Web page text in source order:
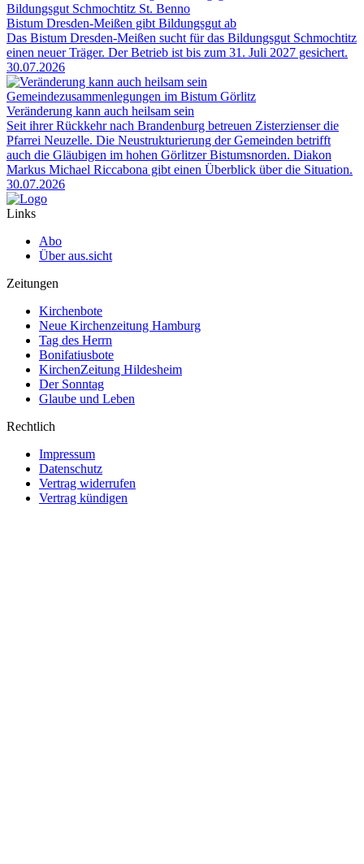
Bildungsgut Schmochtitz St. Benno
Bistum Dresden-Meißen gibt Bildungsgut ab
Das Bistum Dresden-Meißen sucht für das Bildungsgut Schmochtitz
einen neuer Träger. Der Betrieb ist bis zum 31. Juli 2027 gesichert.
30.07.2026
Gemeindezusammenlegungen im Bistum Görlitz
Veränderung kann auch heilsam sein
Seit ihrer Rückkehr nach Brandenburg betreuen Zisterzienser die
Pfarrei Neuzelle. Die Neustrukturierung der Gemeinden betrifft
auch die Gläubigen im hohen Görlitzer Bistumsnorden. Diakon
Markus Michael Riccabona gibt einen Überblick über die Situation.
30.07.2026
Links
Abo
Über aus.sicht
Zeitungen
Kirchenbote
Neue Kirchenzeitung Hamburg
Tag des Herrn
Bonifatiusbote
KirchenZeitung Hildesheim
Der Sonntag
Glaube und Leben
Rechtlich
Impressum
Datenschutz
Vertrag widerrufen
Vertrag kündigen